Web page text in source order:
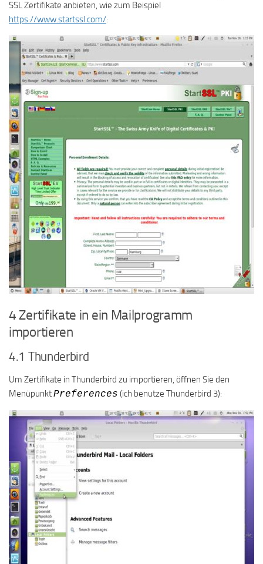
SSL Zertifikate anbieten, wie zum Beispiel
https://www.startssl.com/:
4 Zertifikate in ein Mailprogramm
importieren
4.1 Thunderbird
Um Zertifikate in Thunderbird zu importieren, öffnen Sie den
MenüpunktPreferences (ich benutze Thunderbird 3):